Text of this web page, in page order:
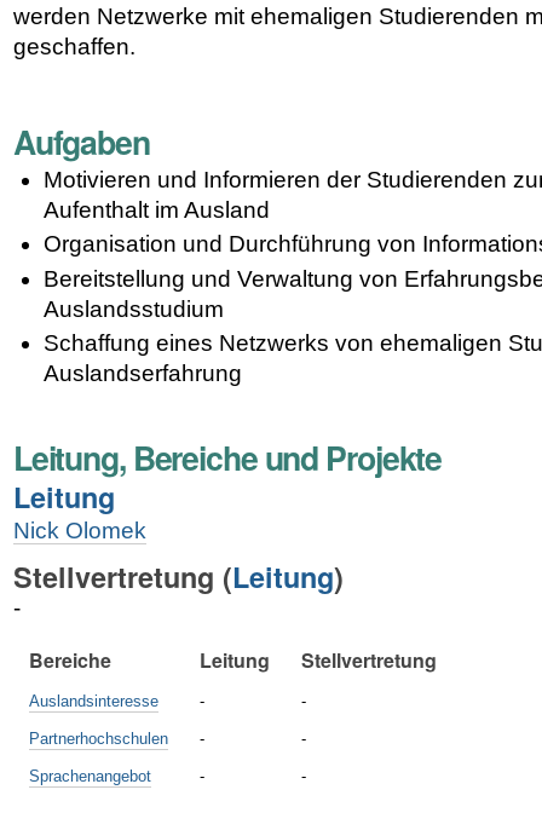
werden Netzwerke mit ehemaligen Studierenden
geschaffen.
Aufgaben
Motivieren und Informieren der Studierenden
Aufenthalt im Ausland
Organisation und Durchführung von
Bereitstellung und Verwaltung von
Auslandsstudium
Schaffung eines Netzwerks von ehemaligen
Auslandserfahrung
Leitung, Bereiche und Projekte
Leitung
Nick Olomek
Stellvertretung (Leitung)
-
Bereiche Leitung Stellvertretung
Auslandsinteresse - -
Partnerhochschulen - -
Sprachenangebot - -